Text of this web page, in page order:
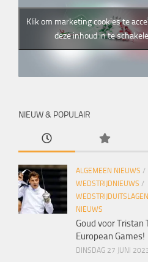
Klik om marketing cookies te
deze inhoud in te
NIEUW & POPULAIR
ALGEMEEN NIEUWS /
WEDSTRIJDNIEUWS /
WEDSTRIJDUITSLAGEN
NIEUWS
Goud voor Tristan
European Games!
DINSDAG 27 JUNI